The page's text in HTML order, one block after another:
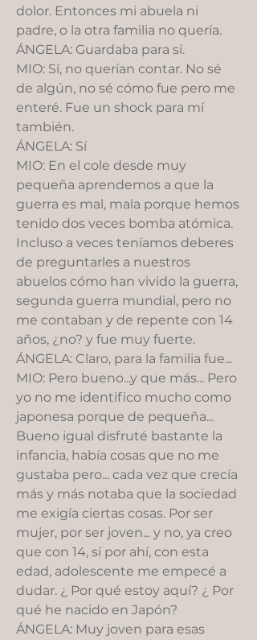
dolor. Entonces mi abuela ni
padre, o la otra familia no quería.
ÁNGELA: Guardaba para sí.
MIO: Sí, no querían contar. No sé
de algún, no sé cómo fue pero me
enteré. Fue un shock para mí
también.
ÁNGELA: Sí
MIO: En el cole desde muy
pequeña aprendemos a que la
guerra es mal, mala porque hemos
tenido dos veces bomba atómica.
Incluso a veces teníamos deberes
de preguntarles a nuestros
abuelos cómo han vivido la guerra,
segunda guerra mundial, pero no
me contaban y de repente con 14
años, ¿no? y fue muy fuerte.
ÁNGELA: Claro, para la familia fue...
MIO: Pero bueno...y que más... Pero
yo no me identifico mucho como
japonesa porque de pequeña...
Bueno igual disfruté bastante la
infancia, había cosas que no me
gustaba pero... cada vez que crecía
más y más notaba que la sociedad
me exigía ciertas cosas. Por ser
mujer, por ser joven... y no, ya creo
que con 14, sí por ahí, con esta
edad, adolescente me empecé a
dudar. ¿ Por qué estoy aquí? ¿ Por
qué he nacido en Japón?
ÁNGELA: Muy joven para esas